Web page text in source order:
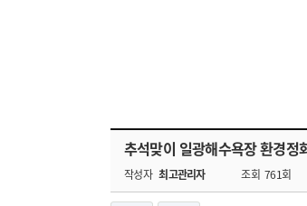
추석맞이 일광해수욕장 환경정
작성자 최고관리자 조회 761회